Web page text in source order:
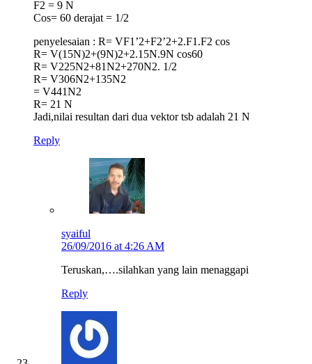
F2 = 9 N
Cos= 60 derajat = 1/2
penyelesaian : R= VF1’2+F2’2+2.F1.F2 cos
R= V(15N)2+(9N)2+2.15N.9N cos60
R= V225N2+81N2+270N2. 1/2
R= V306N2+135N2
= V441N2
R= 21 N
Jadi,nilai resultan dari dua vektor tsb adalah 21 N
Reply
syaiful
26/09/2016 at 4:26 AM
Teruskan,….silahkan yang lain menaggapi
Reply